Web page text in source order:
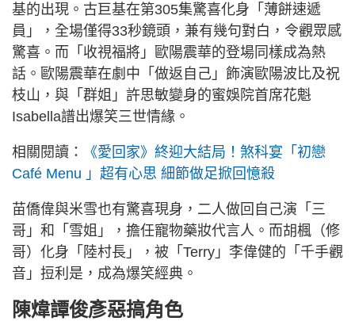
基的出現。古巨基在第305集驚喜化身「薄餅速遞
員」，全場僅得33秒鏡頭，兼有幾句對白，令觀眾感
驚喜。而「收視福將」歐陽震華的登場同樣成為熱
話。歐陽震華在劇中「做返自己」飾演歐陽波比及祝
枝山，與「群姐」許思敏變身的蜜娛院首席花魁
Isabella譜出爆笑三世情緣。
相關閱讀：
《愛回家》終迎大結局！煞科宴「初戀
Café Menu 」超有心思 細節做足掀回憶殺
苗僑偉與米雪也有驚喜現身，二人做回自己演「三
哥」和「雪姐」，擔任寵物藥妝代言人。而胡楓（修
哥）化身「陸村長」，被「Terry」李偉健的「千手觀
音」𢭃利是，成為爆笑經典。
陳煒譚俊彥惡搞角色